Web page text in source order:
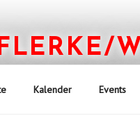
Kalender Events